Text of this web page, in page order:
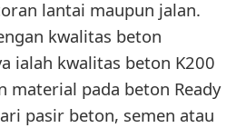
lantai maupun jalan.
kwalitas beton
ialah kwalitas beton K200
material pada beton Ready
pasir beton, semen atau